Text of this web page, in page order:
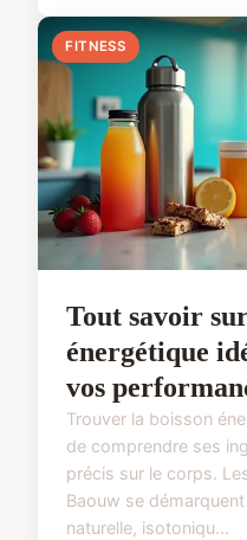
FITNESS
Tout savoir
énergétique
vos
Trouver la boisson
de comprendre ses
précis sur le corps.
Baouw se
naturelle, isotoniqu...